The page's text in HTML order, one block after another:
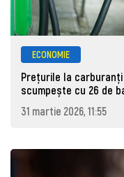
ECONOMIE
Prețurile la
scumpește cu 26 de
31 martie 2026, 11:55